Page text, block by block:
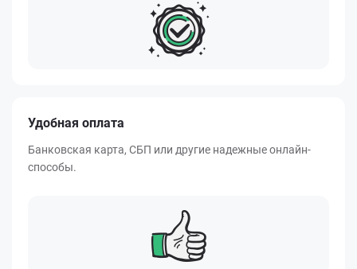
Удобная оплата
Банковская карта, СБП или другие надежные онлайн-
способы.